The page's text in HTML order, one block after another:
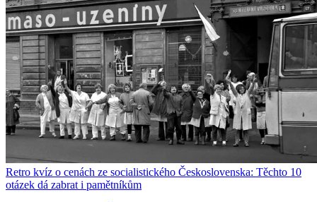
Retro kvíz o cenách ze socialistického Československa: Těchto 10
otázek dá zabrat i pamětníkům